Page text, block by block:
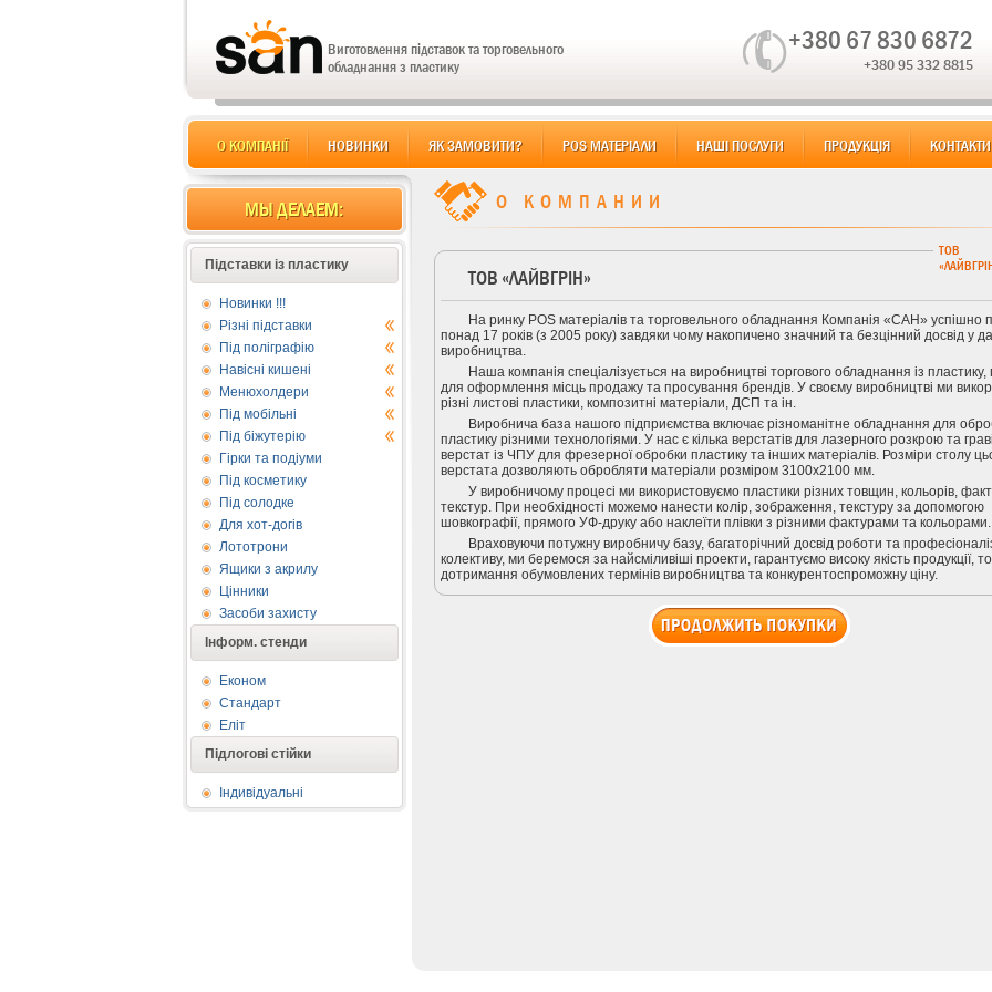
Виготовлення підставок та торговельного
обладнання з пластику
+380 67 830 6872
+380 95 332 8815
О КОМПАНІЇ НОВИНКИ ЯК ЗАМОВИТИ? POS МАТЕРІАЛИ НАШІ ПОСЛУГИ ПРОДУКЦІЯ КОНТАКТИ
МЫ ДЕЛАЕМ:
Підставки із пластику
Новинки !!!
Різні підставки
Під поліграфію
Навісні кишені
Менюхолдери
Під мобільні
Під біжутерію
Гірки та подіуми
Під косметику
Під солодке
Для хот-догів
Лототрони
Ящики з акрилу
Цінники
Засоби захисту
Інформ. стенди
Економ
Стандарт
Еліт
Підлогові стійки
Індивідуальні
О КОМПАНИИ
ТОВ
ТОВ «ЛАЙВГРІН»
На ринку POS матеріалів та торговельного обладнання Компанія «САН» успішно
понад 17 років (з 2005 року) завдяки чому накопичено значний та безцінний досвід у
виробництва.
Наша компанія спеціалізується на виробництві торгового обладнання із пластику,
для оформлення місць продажу та просування брендів. У своєму виробництві ми
різні листові пластики, композитні матеріали, ДСП та ін.
Виробнича база нашого підприємства включає різноманітне обладнання для
пластику різними технологіями. У нас є кілька верстатів для лазерного розкрою та
верстат із ЧПУ для фрезерної обробки пластику та інших матеріалів. Розміри столу
верстата дозволяють обробляти матеріали розміром 3100х2100 мм.
У виробничому процесі ми використовуємо пластики різних товщин, кольорів,
текстур. При необхідності можемо нанести колір, зображення, текстуру за допомогою
шовкографії, прямого УФ-друку або наклеїти плівки з різними фактурами та кольорами.
Враховуючи потужну виробничу базу, багаторічний досвід роботи та
колективу, ми беремося за найсміливіші проекти, гарантуємо високу якість продукції,
дотримання обумовлених термінів виробництва та конкурентоспроможну ціну.